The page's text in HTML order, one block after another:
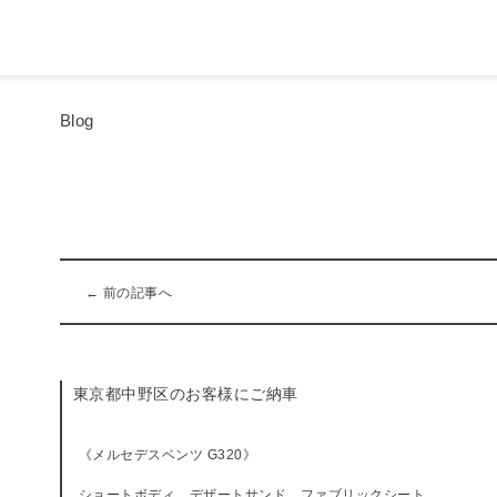
Blog
← 前の記事へ
東京都中野区のお客様にご納車
《メルセデスベンツ G320》